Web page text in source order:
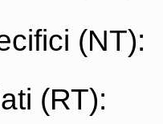
(NT):
(RT):